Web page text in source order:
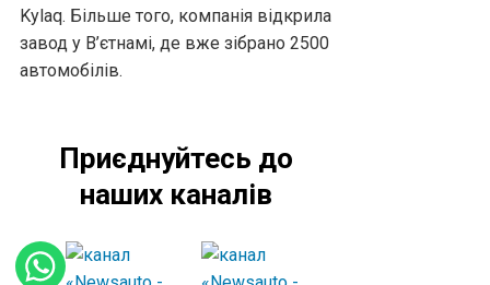
Kylaq. Більше того, компанія відкрила
завод у В’єтнамі, де вже зібрано 2500
автомобілів.
Приєднуйтесь до
наших каналів